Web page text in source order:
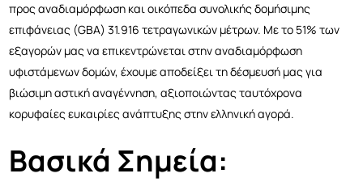
προς αναδιαμόρφωση και οικόπεδα συνολικής δομήσιμης
επιφάνειας (GBA) 31.916 τετραγωνικών μέτρων. Με το 51% των
εξαγορών μας να επικεντρώνεται στην αναδιαμόρφωση
υφιστάμενων δομών, έχουμε αποδείξει τη δέσμευσή μας για
βιώσιμη αστική αναγέννηση, αξιοποιώντας ταυτόχρονα
κορυφαίες ευκαιρίες ανάπτυξης στην ελληνική αγορά.
Βασικά Σημεία: